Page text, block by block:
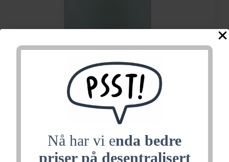
Nå har vi enda bedre
priser på desentralisert
aspirasjonsdetektor